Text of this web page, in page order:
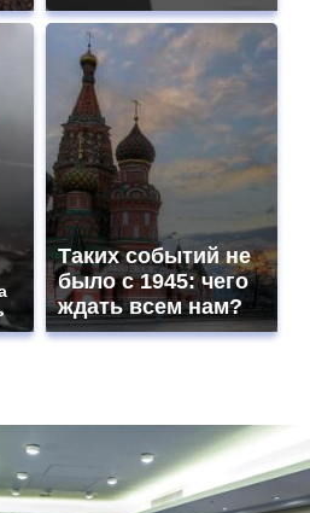
Таких событий не
было с 1945: чего
ждать всем нам?